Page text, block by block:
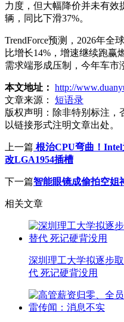
力度，但大幅降价并未有效
辆，同比下滑37%。
TrendForce预测，2026年全
比增长14%，增速继续跑赢
需求端形成压制，今年车市
本文地址： http://
文章来源：
短语录
版权声明： 除非特别标注，
以链接形式注明文章出处。
上一篇 根治CPU弯曲！
改LGA1954插槽
下一篇智能眼镜成偷拍空姐
相关文章
深圳理工大学拟逐步
代 死记硬背没用